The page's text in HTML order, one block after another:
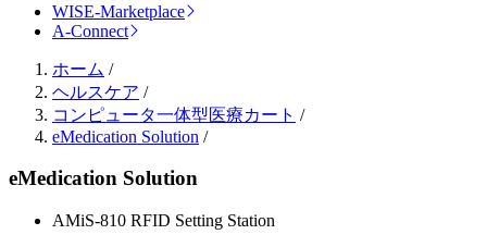
WISE-Marketplace
A-Connect
ホーム /
ヘルスケア /
コンピュータ一体型医療カート /
eMedication Solution /
eMedication Solution
AMiS-810 RFID Setting Station